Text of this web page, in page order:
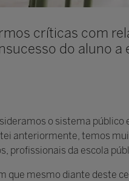
críticas com
do aluno a
o sistema
anteriormente, temos
profissionais da escola
que mesmo diante deste